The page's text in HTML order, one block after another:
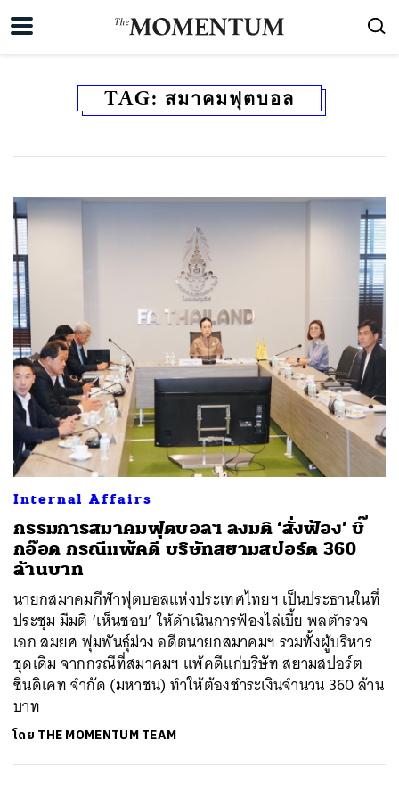
TAG: สมาคมฟุตบอล
Internal Affairs
กรรมการสมาคมฟุตบอลฯ ลงมติ ‘สั่งฟ้อง’ บิ๊
กอ๊อด กรณีแพ้คดี บริษัทสยามสปอร์ต 360
ล้านบาท
นายกสมาคมกีฬาฟุตบอลแห่งประเทศไทยฯ เป็นประธานในที่
ประชุม มีมติ ‘เห็นชอบ’ ให้ดำเนินการฟ้องไล่เบี้ย พลตํารวจ
เอก สมยศ พุ่มพันธุ์ม่วง อดีตนายกสมาคมฯ รวมทั้งผู้บริหาร
ชุดเดิม จากกรณีที่สมาคมฯ แพ้คดีแก่บริษัท สยามสปอร์ต
ซินดิเคท จำกัด (มหาชน) ทำให้ต้องชำระเงินจำนวน 360 ล้าน
บาท
โดย THE MOMENTUM TEAM
ค้นหา
SHARE TWEET